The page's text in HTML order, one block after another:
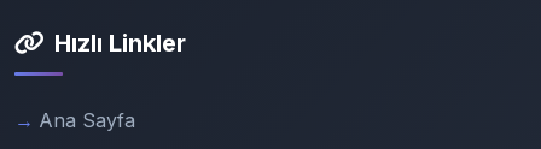
Hızlı Linkler
Ana Sayfa